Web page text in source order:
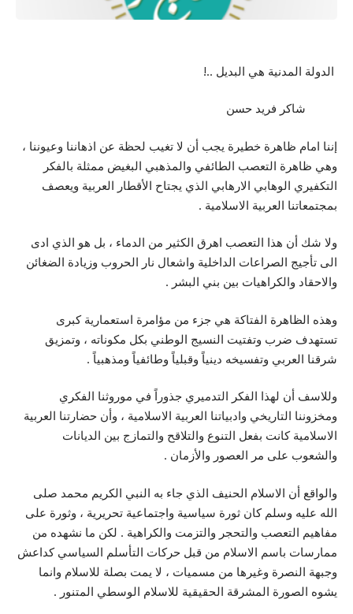
الدولة المدنية هي البديل ..!
شاكر فريد حسن
إننا امام ظاهرة خطيرة يجب أن لا تغيب لحظة عن اذهاننا وعيوننا ،
وهي ظاهرة التعصب الطائفي والمذهبي البغيض ممثلة بالفكر
التكفيري الوهابي الارهابي الذي يجتاح الأقطار العربية ويعصف
بمجتمعاتنا العربية الاسلامية .
ولا شك أن هذا التعصب اهرق الكثير من الدماء ، بل هو الذي ادى
الى تأجيج الصراعات الداخلية واشعال نار الحروب وزيادة الضغائن
والاحقاد والكراهيات بين بني البشر .
وهذه الظاهرة الفتاكة هي جزء من مؤامرة استعمارية كبرى
تستهدف ضرب وتفتيت النسيج الوطني بكل مكوناته ، وتمزيق
شرقنا العربي وتفسيخه دينياً وقبلياً وطائفياً ومذهبياً .
وللاسف أن لهذا الفكر التدميري جذوراً في موروثنا الفكري
ومخزوننا التاريخي وادبياتنا العربية الاسلامية ، وأن حضارتنا العربية
الاسلامية كانت بفعل التنوع والتلاقح والتمازج بين الديانات
والشعوب على مر العصور والأزمان .
والواقع أن الاسلام الحنيف الذي جاء به النبي الكريم محمد صلى
الله عليه وسلم كان ثورة سياسية واجتماعية تحريرية ، وثورة على
مفاهيم التعصب والتحجر والتزمت والكراهية . لكن ما نشهده من
ممارسات باسم الاسلام من قبل حركات التأسلم السياسي كداعش
وجبهة النصرة وغيرها من مسميات ، لا يمت بصلة للاسلام وانما
يشوه الصورة المشرقة الحقيقية للاسلام الوسطي المتنور .